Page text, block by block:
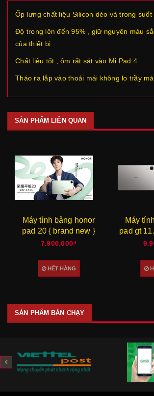
Ốp lưng chất liệu Silicon dẻo và trong suốt
Độ trong lên đến 95% , giữ nguyên màu
của thiết bị
Chất liệu tốt , ôm rất sát vào Mi Pad 4
Tháo ra lắp vào thoải mái không lo trầy
SẢN PHẨM LIÊN QUAN
Máy tính bảng honor
pad 20 { brand new }
7.900.000₫
HẾT HÀNG
Máy
pad gt
SẢN PHẨM BÁN CHẠY